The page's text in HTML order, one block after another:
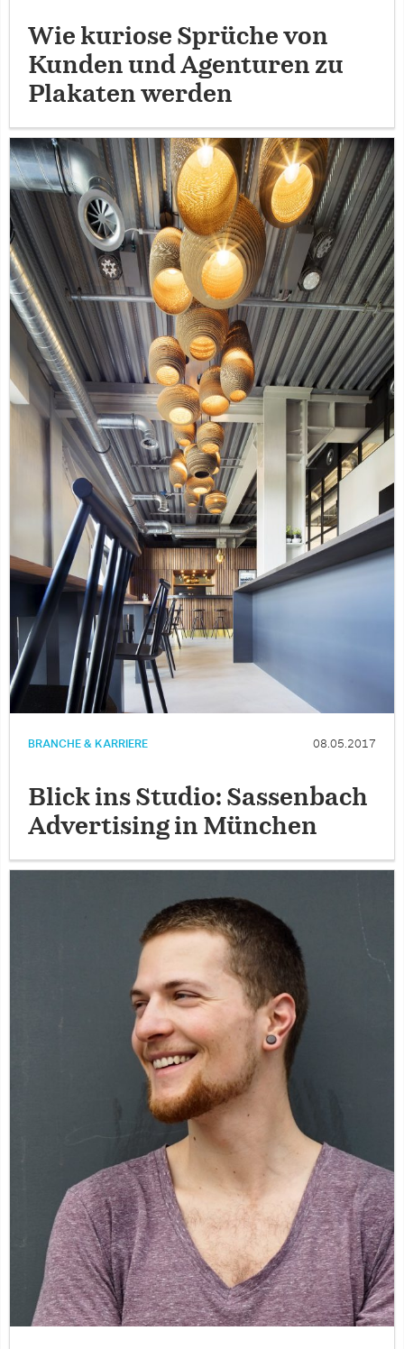
Wie kuriose Sprüche von
Kunden und Agenturen zu
Plakaten werden
BRANCHE & KARRIERE 08.05.2017
Blick ins Studio: Sassenbach
Advertising in München